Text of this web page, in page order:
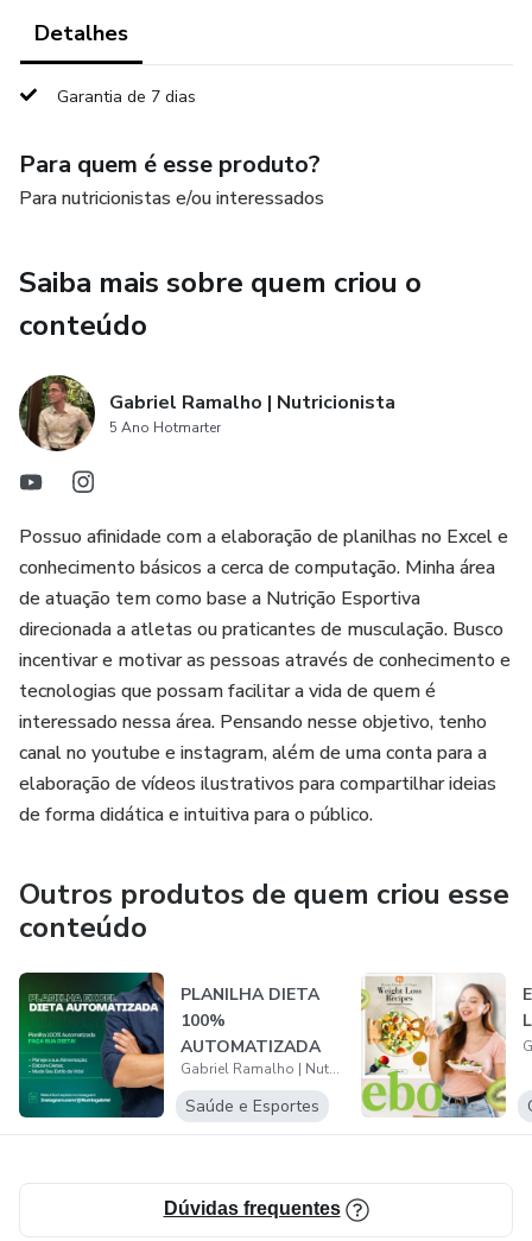
Jantar: 5 receitas rápidas para refeições noturnas sem
culpa.
Sobremesas: 5 delícias doces que provam que emagrecer
não precisa ser sofrido.
Acabe com a fome entre refeições com opções irresistíveis
e funcionais:
Panquecas: 5 receitas para variar e encantar.
Salgados: 6 snacks perfeitos para qualquer hora.
📙 eBook 3 - Saladas e Molhos
Redescubra o poder das saladas com 30 combinações
surpreendentes:
20 Saladas: Do clássico ao criativo, sempre nutritivas e
saborosas.
10 Molhos e Pastas: O toque especial para transformar
qualquer prato.
E o melhor: TODAS AS RECEITAS POSSUEM VALORES
NUTRICIONAIS detalhados, pra você calcular os planos
com mais precisão e confiança.
Por que você vai amar este pacote?
pouco tempo, mas não abre mão de comer bem.
Detalhes
Garantia de 7 dias
Para quem é esse produto?
Para nutricionistas e/ou interessados
Saiba mais sobre quem criou o
conteúdo
Gabriel Ramalho | Nutricionista
5 Ano Hotmarter
Possuo afinidade com a elaboração de planilhas no Excel e
conhecimento básicos a cerca de computação. Minha área
de atuação tem como base a Nutrição Esportiva
direcionada a atletas ou praticantes de musculação. Busco
incentivar e motivar as pessoas através de conhecimento e
tecnologias que possam facilitar a vida de quem é
interessado nessa área. Pensando nesse objetivo, tenho
canal no youtube e instagram, além de uma conta para a
elaboração de vídeos ilustrativos para compartilhar ideias
de forma didática e intuitiva para o público.
Outros produtos de quem criou esse
conteúdo
PLANILHA DIETA
100%
AUTOMATIZADA
Gabriel Ramalho | Nutricionista
Saúde e Esportes
Dúvidas frequentes